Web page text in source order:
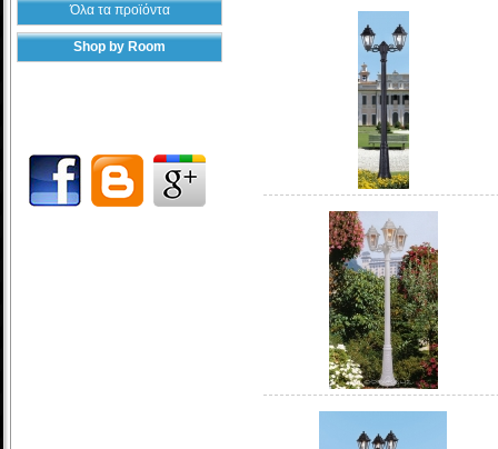
Όλα τα προϊόντα
Shop by Room